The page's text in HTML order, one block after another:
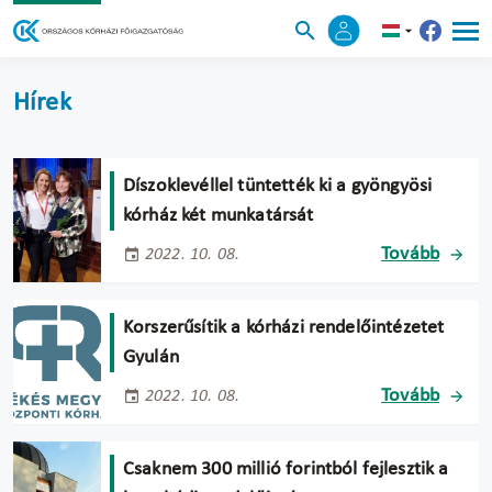
Hírek
Díszoklevéllel tüntették ki a gyöngyösi
kórház két munkatársát
2022. 10. 08. Tovább
Korszerűsítik a kórházi rendelőintézetet
Gyulán
2022. 10. 08. Tovább
Csaknem 300 millió forintból fejlesztik a